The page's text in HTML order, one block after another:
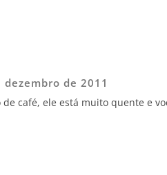
dezembro de 2011
café, ele está muito quente e